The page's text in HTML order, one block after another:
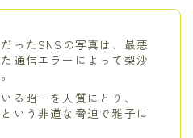
ったSNSの写真は、最悪
通信エラーによって梨沙
る昭一を人質にとり、
いう非道な脅迫で雅子に